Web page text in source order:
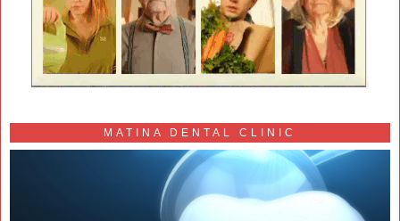
MATINA DENTAL CLINIC